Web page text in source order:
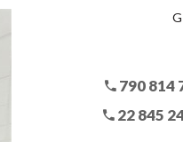
790 814
22 845